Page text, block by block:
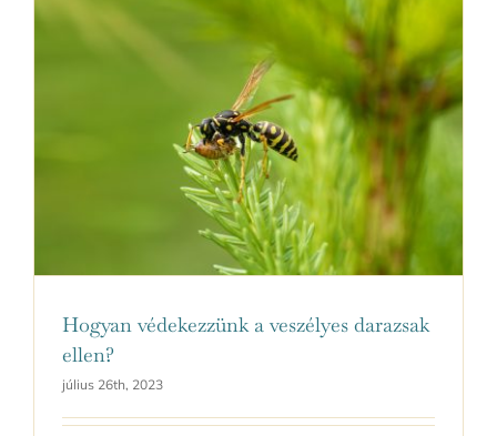
Hogyan védekezzünk a veszélyes darazsak
ellen?
július 26th, 2023